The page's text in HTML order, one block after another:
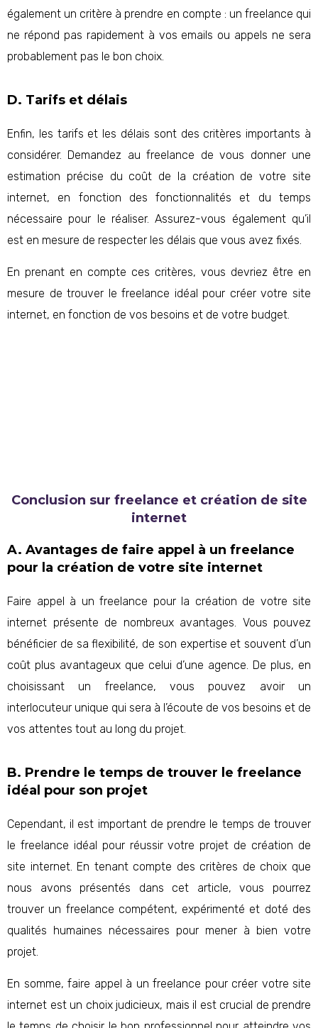
également un critère à prendre en compte : un freelance qui
ne répond pas rapidement à vos emails ou appels ne sera
probablement pas le bon choix.
D. Tarifs et délais
Enfin, les tarifs et les délais sont des critères importants à
considérer. Demandez au freelance de vous donner une
estimation précise du coût de la création de votre site
internet, en fonction des fonctionnalités et du temps
nécessaire pour le réaliser. Assurez-vous également qu’il
est en mesure de respecter les délais que vous avez fixés.
En prenant en compte ces critères, vous devriez être en
mesure de trouver le freelance idéal pour créer votre site
internet, en fonction de vos besoins et de votre budget.
Conclusion sur freelance et création de site
internet
A. Avantages de faire appel à un freelance
pour la création de votre site internet
Faire appel à un freelance pour la création de votre site
internet présente de nombreux avantages. Vous pouvez
bénéficier de sa flexibilité, de son expertise et souvent d’un
coût plus avantageux que celui d’une agence. De plus, en
choisissant un freelance, vous pouvez avoir un
interlocuteur unique qui sera à l’écoute de vos besoins et de
vos attentes tout au long du projet.
B. Prendre le temps de trouver le freelance
idéal pour son projet
Cependant, il est important de prendre le temps de trouver
le freelance idéal pour réussir votre projet de création de
site internet. En tenant compte des critères de choix que
nous avons présentés dans cet article, vous pourrez
trouver un freelance compétent, expérimenté et doté des
qualités humaines nécessaires pour mener à bien votre
projet.
En somme, faire appel à un freelance pour créer votre site
internet est un choix judicieux, mais il est crucial de prendre